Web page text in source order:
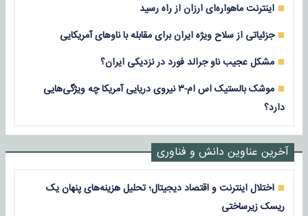
اینترنت ماهواره‌ای ارزان از راه رسید
جزئیاتی از سلاح ویژه ایران برای مقابله با ناوهای آمریکایی
مشکل عجیب ناو جرالد فورد در نزدیکی ایران؟
موشک بالستیک اس ام-۳ نیروی دریایی آمریکا چه ویژگی‌هایی
دارد؟
آخرین عناوین دانش و فناوری
اختلال اینترنت و اقتصاد دیجیتال؛ تحلیل هزینه‌های پنهان یک
ریسک زیرساختی